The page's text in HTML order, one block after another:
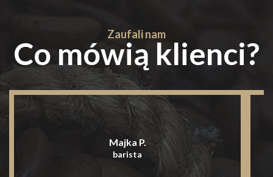
Zaufali nam
Co mówią klienci?
Majka P.
barista